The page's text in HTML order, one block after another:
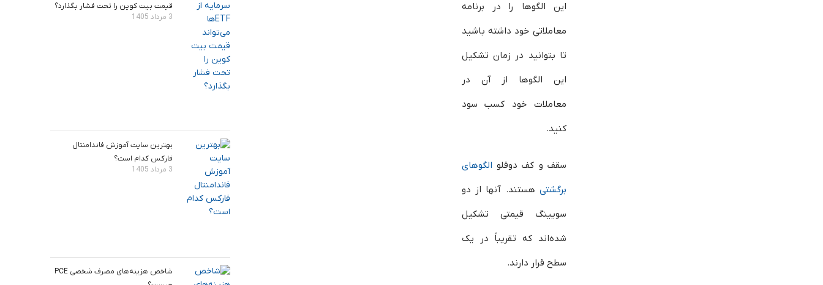
این الگوها را در برنامه
معاملاتی خود داشته‌ باشید
تا بتوانید در زمان تشکیل
این الگوها از آن در
معاملات خود کسب سود
کنید.
سقف و کف دوقلو الگوهای
برگشتی هستند. آنها از دو
سویینگ قیمتی تشکیل
شده‌اند که تقریباً در یک
سطح قرار دارند.
قیمت بیت‌ کوین را تحت فشار بگذارد؟
3 مرداد 1405
بهترین سایت آموزش فاندامنتال
فارکس کدام است؟
3 مرداد 1405
شاخص هزینه‌های مصرف شخصی PCE